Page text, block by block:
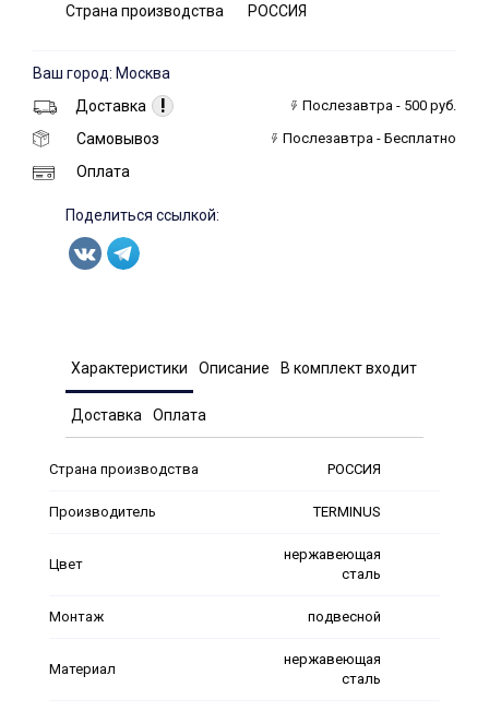
Страна производства
РОССИЯ
Ваш город: Москва
Доставка
! Послезавтра - 500 руб.
Самовывоз Послезавтра - Бесплатно
Оплата
Поделиться ссылкой:
Характеристики Описание В комплект входит
Доставка Оплата
Страна производства РОССИЯ
Производитель TERMINUS
Цвет
нержавеющая
сталь
Монтаж подвесной
Материал
нержавеющая
сталь